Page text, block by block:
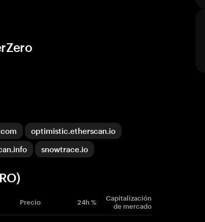
optimistic.etherscan.io
snowtrace.io
Precio 24h %
Capitalización
de mercado